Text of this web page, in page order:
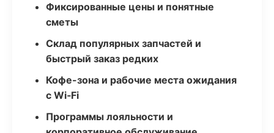
Фиксированные цены и понятные
сметы
Склад популярных запчастей и
быстрый заказ редких
Кофе-зона и рабочие места ожидания
с Wi‑Fi
Программы лояльности и